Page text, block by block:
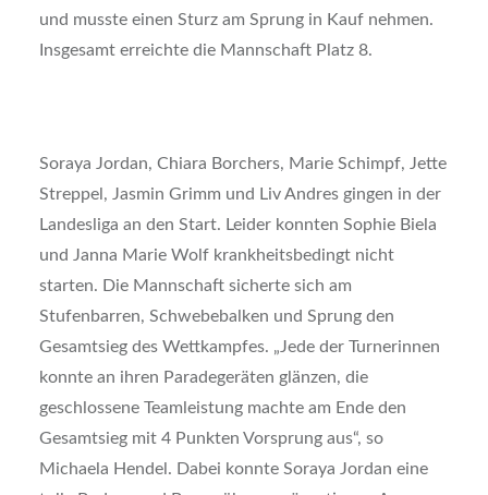
und musste einen Sturz am Sprung in Kauf nehmen.
Insgesamt erreichte die Mannschaft Platz 8.
Soraya Jordan, Chiara Borchers, Marie Schimpf, Jette
Streppel, Jasmin Grimm und Liv Andres gingen in der
Landesliga an den Start. Leider konnten Sophie Biela
und Janna Marie Wolf krankheitsbedingt nicht
starten. Die Mannschaft sicherte sich am
Stufenbarren, Schwebebalken und Sprung den
Gesamtsieg des Wettkampfes. „Jede der Turnerinnen
konnte an ihren Paradegeräten glänzen, die
geschlossene Teamleistung machte am Ende den
Gesamtsieg mit 4 Punkten Vorsprung aus“, so
Michaela Hendel. Dabei konnte Soraya Jordan eine